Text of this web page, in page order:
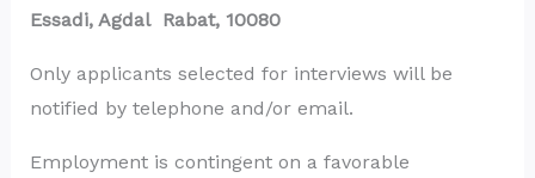
Essadi, Agdal Rabat, 10080
Only applicants selected for interviews will be
notified by telephone and/or email.
Employment is contingent on a favorable